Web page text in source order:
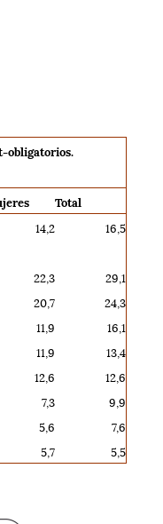
obligatorios.
Total
14,2 16,5
22,3
29,1
20,7
24,3
11,9
16,1
11,9
13,4
12,6
12,6
7,3
9,9
5,6
7,6
5,7 5,5